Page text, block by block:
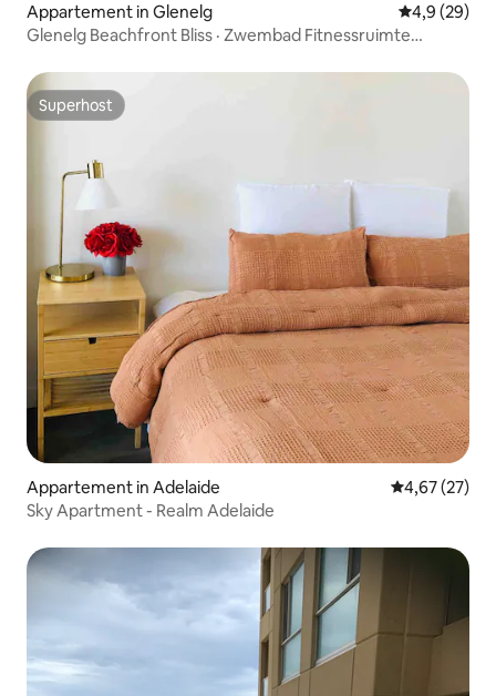
Appartement in Glenelg Gemiddelde
4,9 (29)
Glenelg Beachfront Bliss · Zwembad Fitnessruimte
Superhost
Superhost
Appartement in Adelaide Gemiddelde
4,67 (27)
Sky Apartment - Realm Adelaide